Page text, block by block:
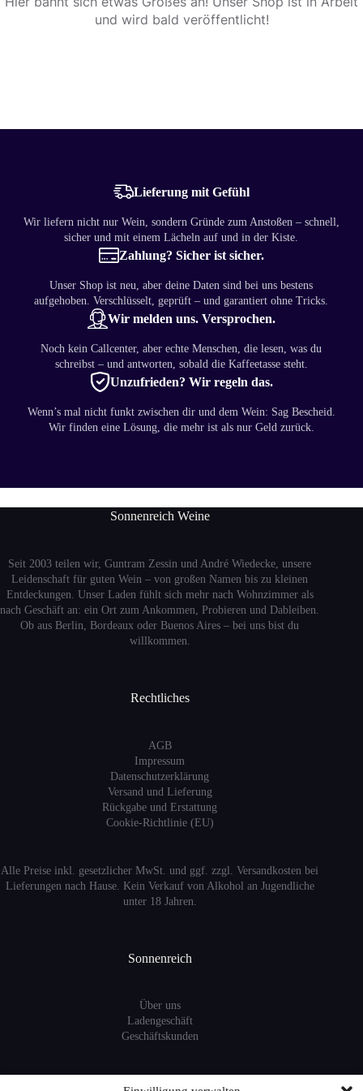
und wird bald veröffentlicht!
Lieferung mit Gefühl
Wir liefern nicht nur Wein, sondern Gründe zum Anstoßen – schnell,
sicher und mit einem Lächeln auf und in der Kiste.
Zahlung? Sicher ist sicher.
Unser Shop ist neu, aber deine Daten sind bei uns bestens
aufgehoben. Verschlüsselt, geprüft – und garantiert ohne Tricks.
Wir melden uns. Versprochen.
Noch kein Callcenter, aber echte Menschen, die lesen, was du
schreibst – und antworten, sobald die Kaffeetasse steht.
Unzufrieden? Wir regeln das.
Wenn’s mal nicht funkt zwischen dir und dem Wein: Sag Bescheid.
Wir finden eine Lösung, die mehr ist als nur Geld zurück.
Sonnenreich Weine
Seit 2003 teilen wir, Guntram Zessin und André Wiedecke, unsere
Leidenschaft für guten Wein – von großen Namen bis zu kleinen
Entdeckungen. Unser Laden fühlt sich mehr nach Wohnzimmer als
nach Geschäft an: ein Ort zum Ankommen, Probieren und Dableiben.
Ob aus Berlin, Bordeaux oder Buenos Aires – bei uns bist du
willkommen.
Rechtliches
AGB
Impressum
Datenschutzerklärung
Versand und Lieferung
Rückgabe und Erstattung
Cookie-Richtlinie (EU)
Alle Preise inkl. gesetzlicher MwSt. und ggf. zzgl. Versandkosten bei
Lieferungen nach Hause. Kein Verkauf von Alkohol an Jugendliche
unter 18 Jahren.
Sonnenreich
Über uns
Ladengeschäft
Geschäftskunden
Information